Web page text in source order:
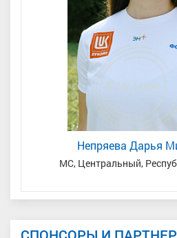
Непряева Дарья
МС, Центральный,